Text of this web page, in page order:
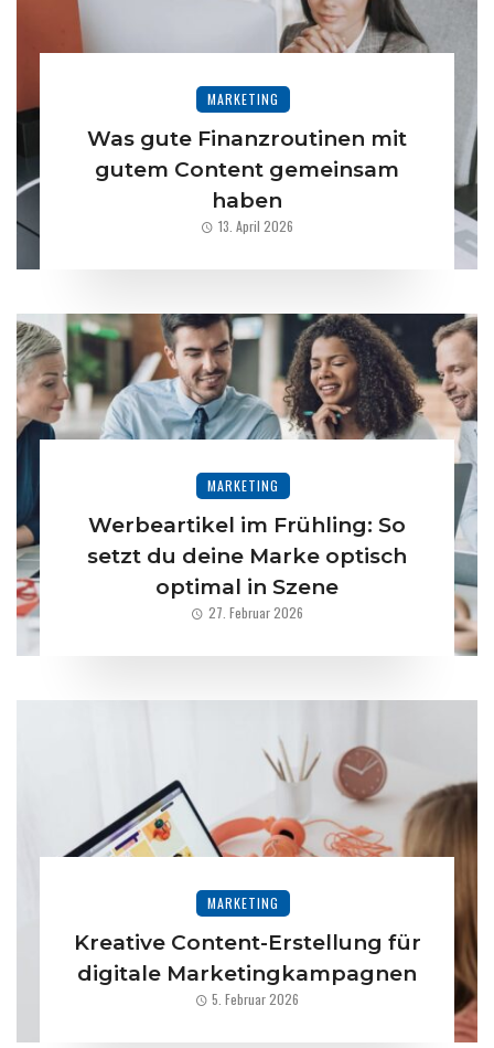
MARKETING
Was gute Finanzroutinen mit
gutem Content gemeinsam
haben
13. April 2026
MARKETING
Werbeartikel im Frühling: So
setzt du deine Marke optisch
optimal in Szene
27. Februar 2026
MARKETING
Kreative Content-Erstellung für
digitale Marketingkampagnen
5. Februar 2026